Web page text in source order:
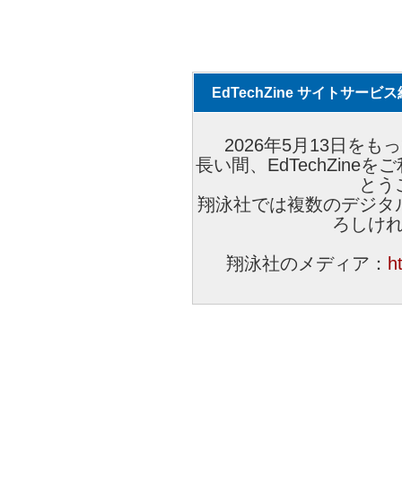
EdTechZine サイトサービス
2026年5月13日をも
長い間、EdTechZineを
とう
翔泳社では複数のデジ
ろしけ
翔泳社のメディア：